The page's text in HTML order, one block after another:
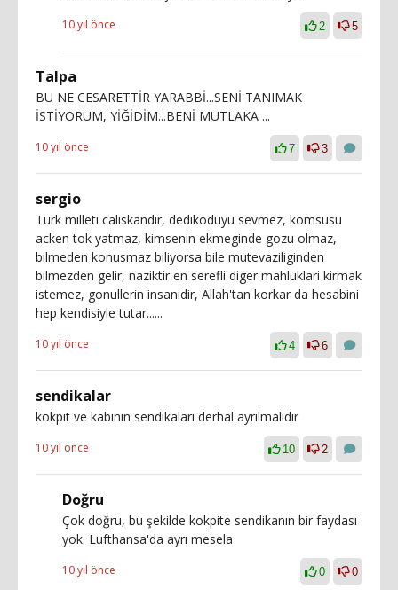
10 yıl önce 2 5
Talpa
BU NE CESARETTİR YARABBİ...SENİ TANIMAK
İSTİYORUM, YİĞİDİM...BENİ MUTLAKA ...
10 yıl önce 7 3
sergio
Türk milleti caliskandir, dedikoduyu sevmez, komsusu
acken tok yatmaz, kimsenin ekmeginde gozu olmaz,
bilmeden konusmaz biliyorsa bile mutevaziliginden
bilmezden gelir, naziktir en serefli diger mahluklari kirmak
istemez, gonullerin insanidir, Allah'tan korkar da hesabini
hep kendisiyle tutar......
10 yıl önce 4 6
sendikalar
kokpit ve kabinin sendikaları derhal ayrılmalıdır
10 yıl önce 10 2
Doğru
Çok doğru, bu şekilde kokpite sendikanın bir faydası
yok. Lufthansa'da ayrı mesela
10 yıl önce 0 0